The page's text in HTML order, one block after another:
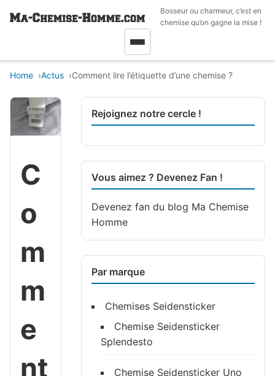
Bosseur ou charmeur, c’est en
chemise qu’on gagne la mise !
Home Actus Comment lire l’étiquette d’une chemise ?
C
o
m
m
e
nt
Rejoignez notre cercle !
Vous aimez ? Devenez Fan !
Devenez fan du blog Ma Chemise
Homme
Par marque
Chemises Seidensticker
Chemise Seidensticker
Splendesto
Chemise Seidensticker Uno